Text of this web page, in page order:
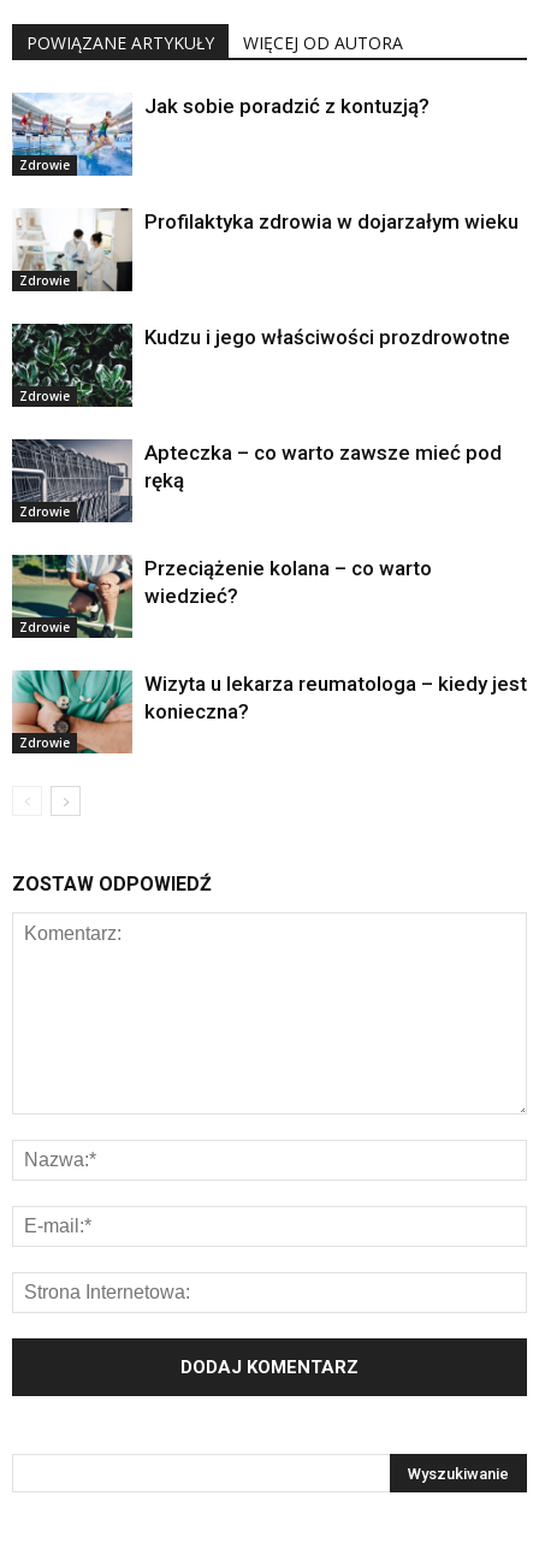
POWIĄZANE ARTYKUŁY WIĘCEJ OD AUTORA
Zdrowie
Jak sobie poradzić z kontuzją?
Zdrowie
Profilaktyka zdrowia w dojarzałym wieku
Zdrowie
Kudzu i jego właściwości prozdrowotne
Zdrowie
Apteczka – co warto zawsze mieć pod
ręką
Zdrowie
Przeciążenie kolana – co warto
wiedzieć?
Zdrowie
Wizyta u lekarza reumatologa – kiedy jest
konieczna?
ZOSTAW ODPOWIEDŹ